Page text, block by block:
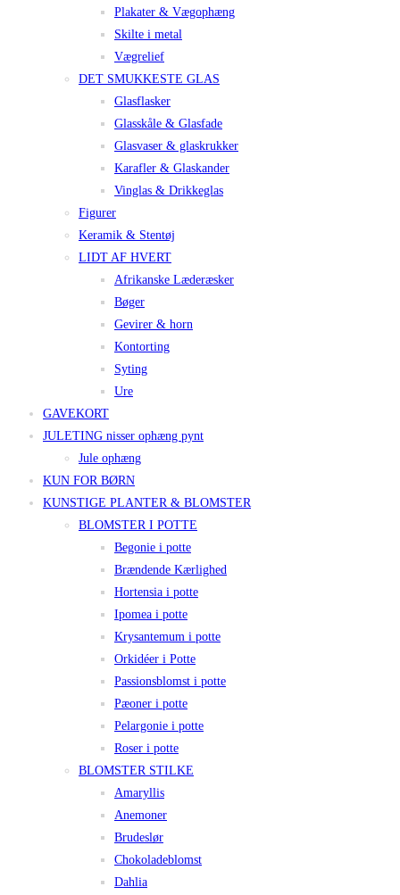
Plakater & Vægophæng
Skilte i metal
Vægrelief
DET SMUKKESTE GLAS
Glasflasker
Glasskåle & Glasfade
Glasvaser & glaskrukker
Karafler & Glaskander
Vinglas & Drikkeglas
Figurer
Keramik & Stentøj
LIDT AF HVERT
Afrikanske Læderæsker
Bøger
Gevirer & horn
Kontorting
Syting
Ure
GAVEKORT
JULETING nisser ophæng pynt
Jule ophæng
KUN FOR BØRN
KUNSTIGE PLANTER & BLOMSTER
BLOMSTER I POTTE
Begonie i potte
Brændende Kærlighed
Hortensia i potte
Ipomea i potte
Krysantemum i potte
Orkidéer i Potte
Passionsblomst i potte
Pæoner i potte
Pelargonie i potte
Roser i potte
BLOMSTER STILKE
Amaryllis
Anemoner
Brudeslør
Chokoladeblomst
Dahlia